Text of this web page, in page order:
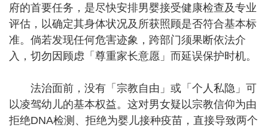
府的首要任务，是尽快安排男婴接受健康检查及专业
评估，以确定其身体状况及所获照顾是否符合基本标
准。倘若发现任何危害迹象，跨部门须果断依法介
入，切勿因顾虑「尊重家长意愿」而延误保护时机。
法治面前，没有「宗教自由」或「个人私隐」可
以凌驾幼儿的基本权益。这对男女疑以宗教信仰为由
拒绝DNA检测、拒绝为婴儿接种疫苗，直接导致两个